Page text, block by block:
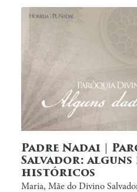
Padre Nadai |
Salvador: alguns
históricos
Maria, Mãe do Divino